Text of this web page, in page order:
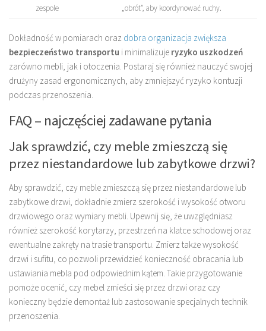
zespole
„obrót”, aby koordynować ruchy.
Dokładność w pomiarach oraz dobra organizacja zwiększa
bezpieczeństwo transportu i minimalizuje ryzyko uszkodzeń
zarówno mebli, jak i otoczenia. Postaraj się również nauczyć swojej
drużyny zasad ergonomicznych, aby zmniejszyć ryzyko kontuzji
podczas przenoszenia.
FAQ – najczęściej zadawane pytania
Jak sprawdzić, czy meble zmieszczą się
przez niestandardowe lub zabytkowe drzwi?
Aby sprawdzić, czy meble zmieszczą się przez niestandardowe lub
zabytkowe drzwi, dokładnie zmierz szerokość i wysokość otworu
drzwiowego oraz wymiary mebli. Upewnij się, że uwzględniasz
również szerokość korytarzy, przestrzeń na klatce schodowej oraz
ewentualne zakręty na trasie transportu. Zmierz także wysokość
drzwi i sufitu, co pozwoli przewidzieć konieczność obracania lub
ustawiania mebla pod odpowiednim kątem. Takie przygotowanie
pomoże ocenić, czy mebel zmieści się przez drzwi oraz czy
konieczny będzie demontaż lub zastosowanie specjalnych technik
przenoszenia.